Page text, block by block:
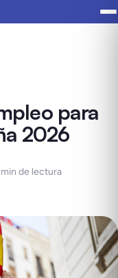
para
2026
min de lectura